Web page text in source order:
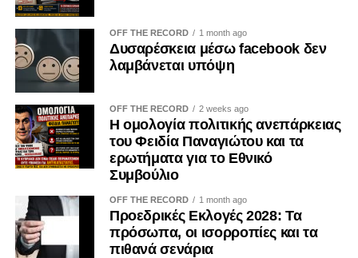
Ημέρα μνήμης.
Ημέρα διεκδίκησης της αλήθειας.
Γιατί κάποιοι έφυγαν παίρνοντας μαζί τους μόνο τις ψυχές
τους.
Και εμείς οφείλουμε να κρατήσουμε ζωντανή τη μνήμη
τους.
Όχι από μίσος.
Αλλά από χρέος.
OFF THE RECORD 1 month ago
Δυσαρέσκεια μέσω facebook δεν
λαμβάνεται υπόψη
OFF THE RECORD 2 weeks ago
Η ομολογία πολιτικής ανεπάρκειας
του Φειδία Παναγιώτου και τα
ερωτήματα για το Εθνικό
Συμβούλιο
OFF THE RECORD 1 month ago
Προεδρικές Εκλογές 2028: Τα
πρόσωπα, οι ισορροπίες και τα
πιθανά σενάρια